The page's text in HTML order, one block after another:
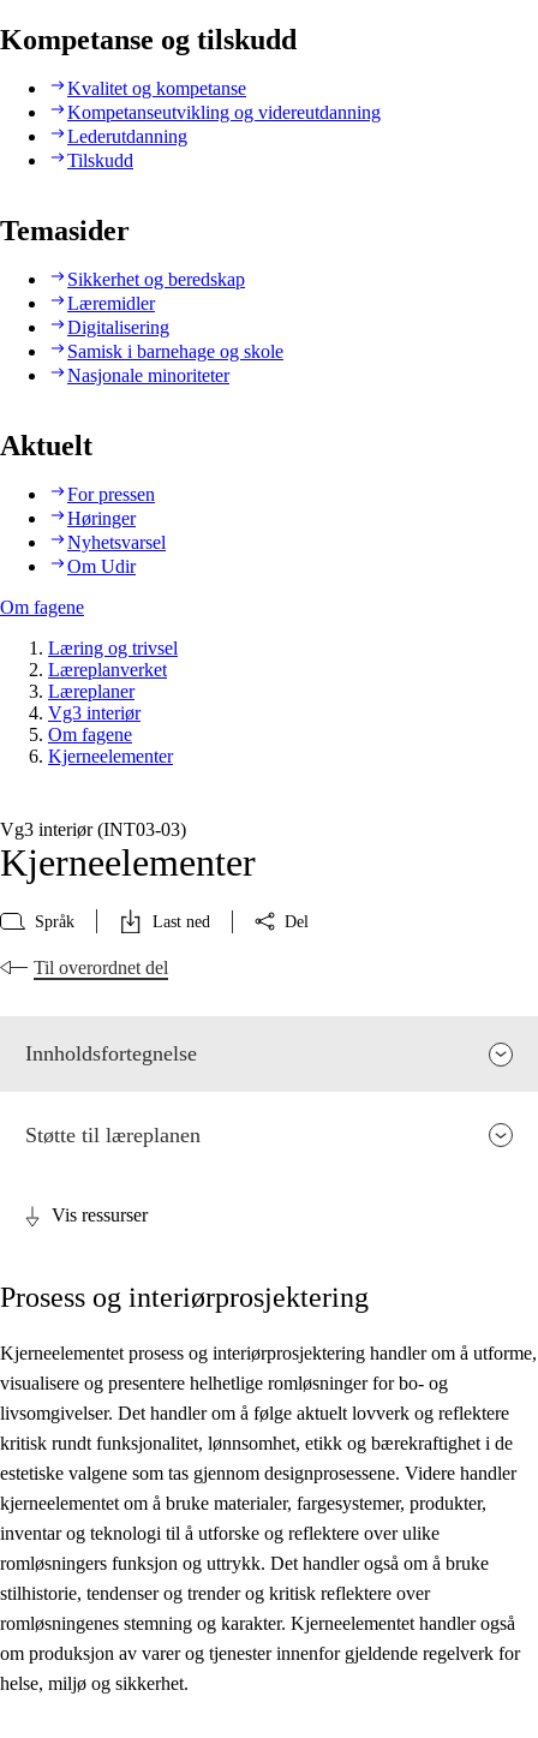
Kompetanse og tilskudd
Kvalitet og kompetanse
Kompetanseutvikling og videreutdanning
Lederutdanning
Tilskudd
Temasider
Sikkerhet og beredskap
Læremidler
Digitalisering
Samisk i barnehage og skole
Nasjonale minoriteter
Aktuelt
For pressen
Høringer
Nyhetsvarsel
Om Udir
Om fagene
Læring og trivsel
Læreplanverket
Læreplaner
Vg3 interiør
Om fagene
Kjerneelementer
Vg3 interiør (INT03‑03)
Kjerneelementer
Språk Last ned Del
Til overordnet del
Innholdsfortegnelse
Kjerneelementer
Tverrfaglige temaer
Grunnleggende ferdigheter
Støtte til læreplanen
Vis ressurser
Prosess og interiørprosjektering
Kjerneelementet prosess og interiørprosjektering handler om å utforme,
visualisere og presentere helhetlige romløsninger for bo- og
livsomgivelser. Det handler om å følge aktuelt lovverk og reflektere
kritisk rundt funksjonalitet, lønnsomhet, etikk og bærekraftighet i de
estetiske valgene som tas gjennom designprosessene. Videre handler
kjerneelementet om å bruke materialer, fargesystemer, produkter,
inventar og teknologi til å utforske og reflektere over ulike
romløsningers funksjon og uttrykk. Det handler også om å bruke
stilhistorie, tendenser og trender og kritisk reflektere over
romløsningenes stemning og karakter. Kjerneelementet handler også
om produksjon av varer og tjenester innenfor gjeldende regelverk for
helse, miljø og sikkerhet.